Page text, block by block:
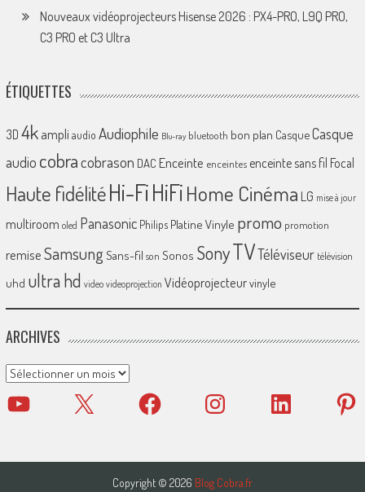
Nouveaux vidéoprojecteurs Hisense 2026 : PX4-PRO, L9Q PRO,
C3 PRO et C3 Ultra
ÉTIQUETTES
3D 4k ampliaudio Audiophile Blu-ray bluetooth bon plan CasqueCasque
audio cobracobrason DAC Enceinte enceintes enceinte sans fil Focal
Haute fidélitéHi-FiHiFiHome Cinéma LG mise à jour
multiroom oled Panasonic Philips Platine Vinyle promo promotion
remiseSamsungSans-fil son Sonos SonyTVTéléviseur télévision
uhd ultra hd video videoprojection Vidéoprojecteurvinyle
ARCHIVES
Archives
YouTube X Facebook Instagram LinkedIn
Copyright © 2026 Blog Cobra.fr